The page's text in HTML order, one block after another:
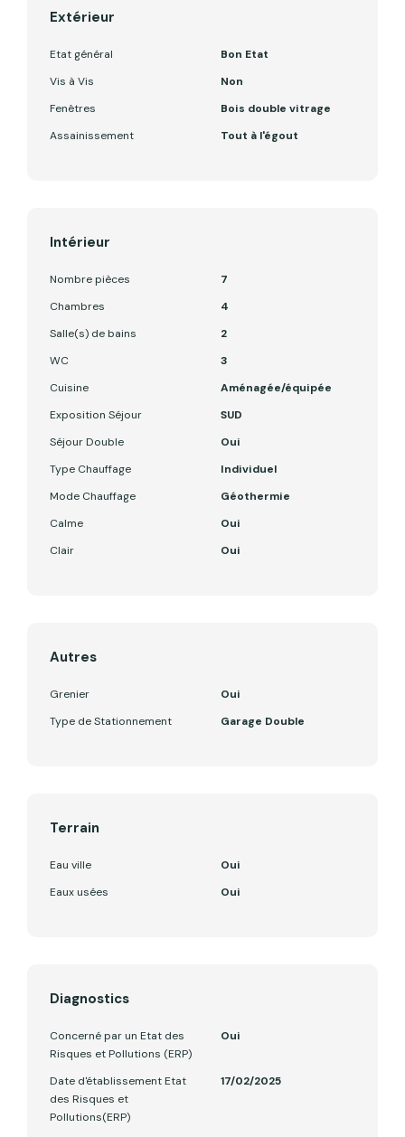
Extérieur
Etat général
Bon Etat
Vis à Vis
Non
Fenêtres
Bois double vitrage
Assainissement
Tout à l'égout
Intérieur
Nombre pièces
7
Chambres
4
Salle(s) de bains
2
WC
3
Cuisine
Aménagée/équipée
Exposition Séjour
SUD
Séjour Double
Oui
Type Chauffage
Individuel
Mode Chauffage
Géothermie
Calme
Oui
Clair
Oui
Autres
Grenier
Oui
Type de Stationnement
Garage Double
Terrain
Eau ville
Oui
Eaux usées
Oui
Diagnostics
Concerné par un Etat des
Risques et Pollutions (ERP)
Oui
Date d'établissement Etat
des Risques et
Pollutions(ERP)
17/02/2025